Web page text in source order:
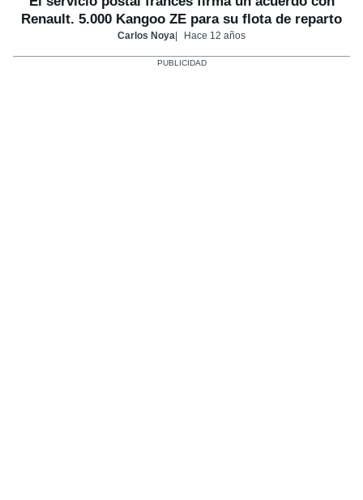
Renault. 5.000 Kangoo ZE para su flota de reparto
Carlos Noya Hace 12 años